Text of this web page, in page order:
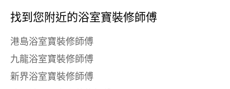
找到您附近的浴室寶裝修師傅
港島浴室寶裝修師傅
九龍浴室寶裝修師傅
新界浴室寶裝修師傅